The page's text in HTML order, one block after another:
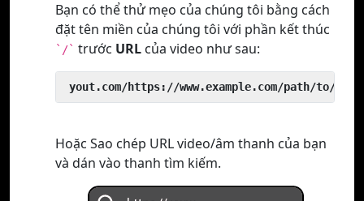
Bạn có thể thử mẹo của chúng tôi bằng cách
đặt tên miền của chúng tôi với phần kết thúc
`/` trước URL của video như sau:
yout.com/https://www.example.com/path/to/
Hoặc Sao chép URL video/âm thanh của bạn
và dán vào thanh tìm kiếm.